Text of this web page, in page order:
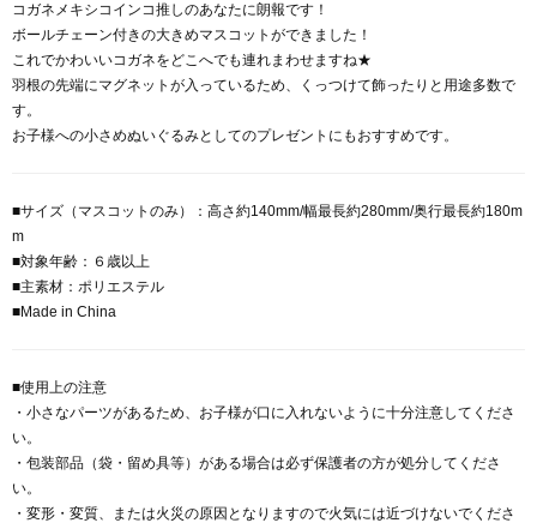
コガネメキシコインコ推しのあなたに朗報です！
ボールチェーン付きの大きめマスコットができました！
これでかわいいコガネをどこへでも連れまわせますね★
羽根の先端にマグネットが入っているため、くっつけて飾ったりと用途多数で
す。
お子様への小さめぬいぐるみとしてのプレゼントにもおすすめです。
■サイズ（マスコットのみ）：高さ約140mm/幅最長約280mm/奥行最長約180m
m
■対象年齢：６歳以上
■主素材：ポリエステル
■Made in China
■使用上の注意
・小さなパーツがあるため、お子様が口に入れないように十分注意してくださ
い。
・包装部品（袋・留め具等）がある場合は必ず保護者の方が処分してくださ
い。
・変形・変質、または火災の原因となりますので火気には近づけないでくださ